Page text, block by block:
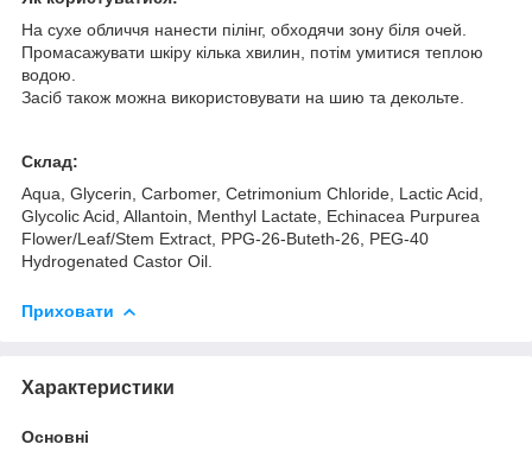
На сухе обличчя нанести пілінг, обходячи зону біля очей.
Промасажувати шкіру кілька хвилин, потім умитися теплою
водою.
Засіб також можна використовувати на шию та декольте.
Склад:
Aqua, Glycerin, Carbomer, Cetrimonium Chloride, Lactic Acid,
Glycolic Acid, Allantoin, Menthyl Lactate, Echinacea Purpurea
Flower/Leaf/Stem Extract, PPG-26-Buteth-26, PEG-40
Hydrogenated Castor Oil.
Приховати
Характеристики
Основні